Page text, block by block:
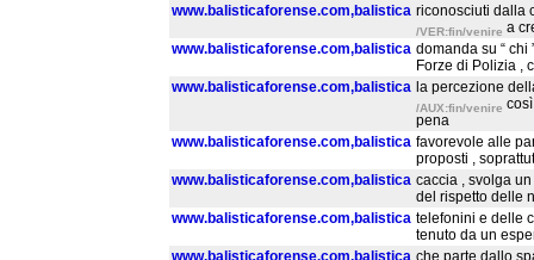
www.balisticaforense.com,balistica riconosciuti dalla
/VER:fin/venire a
www.balisticaforense.com,balistica domanda su “ chi
Forze di Polizia ,
www.balisticaforense.com,balistica la percezione
/AUX:fin/venire
pena
www.balisticaforense.com,balistica favorevole alle
proposti ,
www.balisticaforense.com,balistica caccia , svolga
del rispetto delle
www.balisticaforense.com,balistica telefonini e delle
tenuto da un
www.balisticaforense.com,balistica che parte dallo